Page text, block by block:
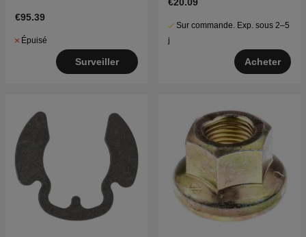
€95.39
Épuisé
Surveiller
€20.09
Sur commande. Exp. sous 2–5
j
Acheter